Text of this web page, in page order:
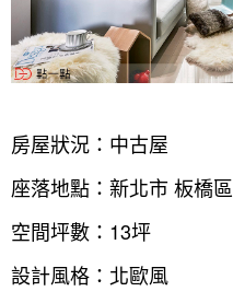
房屋狀況：中古屋
座落地點：新北市 板橋區
空間坪數：13坪
設計風格：北歐風
31~50坪
51坪以上
休閒
古典
鄉村
工業
奢華
150萬以內
151萬~250萬
桃園 新竹 竹北
台中
虛擬線上裝潢
房屋仲介方案
傢俱建材商方案
一般屋主方案
裝潢輕鬆點
2房2廳 - 精裝版
3房2聽 - 基本版
3房2廳 - 精裝版
居家風水
老屋翻新
設計知識+
國外案例
設計私房話
北部
台北市
桃園市
新竹市
基隆市
徵設計師